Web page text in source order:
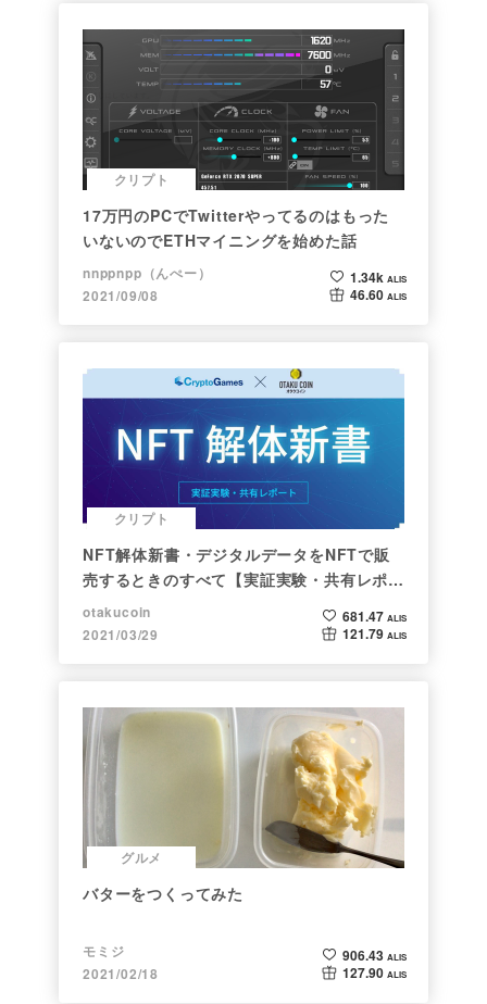
クリプト
17万円のPCでTwitterやってるのはもった
いないのでETHマイニングを始めた話
nnppnpp（んぺー）
2021/09/08
1.34k ALIS
46.60 ALIS
クリプト
NFT解体新書・デジタルデータをNFTで販
売するときのすべて【実証実験・共有レポー
ト】
otakucoin
2021/03/29
681.47 ALIS
121.79 ALIS
グルメ
バターをつくってみた
モミジ
2021/02/18
906.43 ALIS
127.90 ALIS